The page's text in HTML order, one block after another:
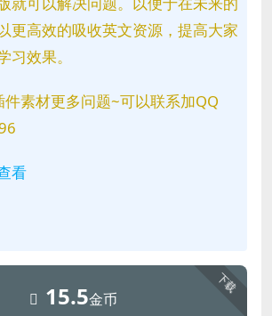
更高效的吸收英文资源，提高大家
习效果。
素材更多问题~可以联系加QQ
看
下载
15.5金币